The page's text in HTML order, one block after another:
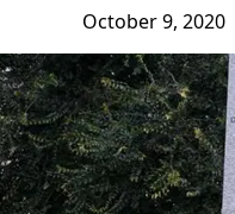
October 9, 2020